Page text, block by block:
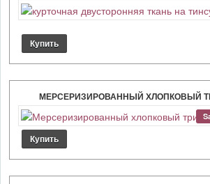
МЕРСЕРИЗИРОВАННЫЙ ХЛОПКОВЫЙ